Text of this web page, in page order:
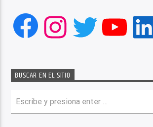
Facebook
Instagram
Twitter
BUSCAR EN EL SITIO